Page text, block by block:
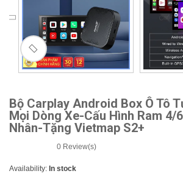
🔍
Bộ Carplay Android Box Ô Tô
Mọi Dòng Xe-Cấu Hình Ram 4/
Nhân-Tặng Vietmap S2+
0 Review(s)
Availability: In stock